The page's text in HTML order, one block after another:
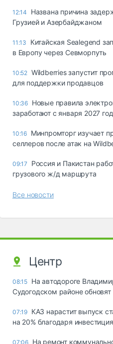
12:14
Названа причина
Грузией и Азербайджаном
11:13
Китайская Sealegend
в Европу через Севморпуть
10:52 Wildberries запустит
для поддержки продавцов
10:36 Новые правила
заработают с января 2027
10:16 Минпромторг изучает
селлеров после атак на
09:17
Россия и Пакистан
грузового ж/д маршрута
Все новости
Центр
08:15 На автодороге
Судогодском районе
07:19 КАЗ нарастит выпуск
на 20% благодаря
07:06 На ремонт